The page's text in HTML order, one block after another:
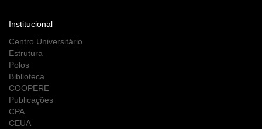
Institucional
Centro Universitário
Estrutura
Polos
Biblioteca
COOPERE
Publicações
CPA
CEUA